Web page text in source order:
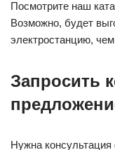
Посмотрите наш
Возможно, будет
электростанцию,
Запросить
Нужна